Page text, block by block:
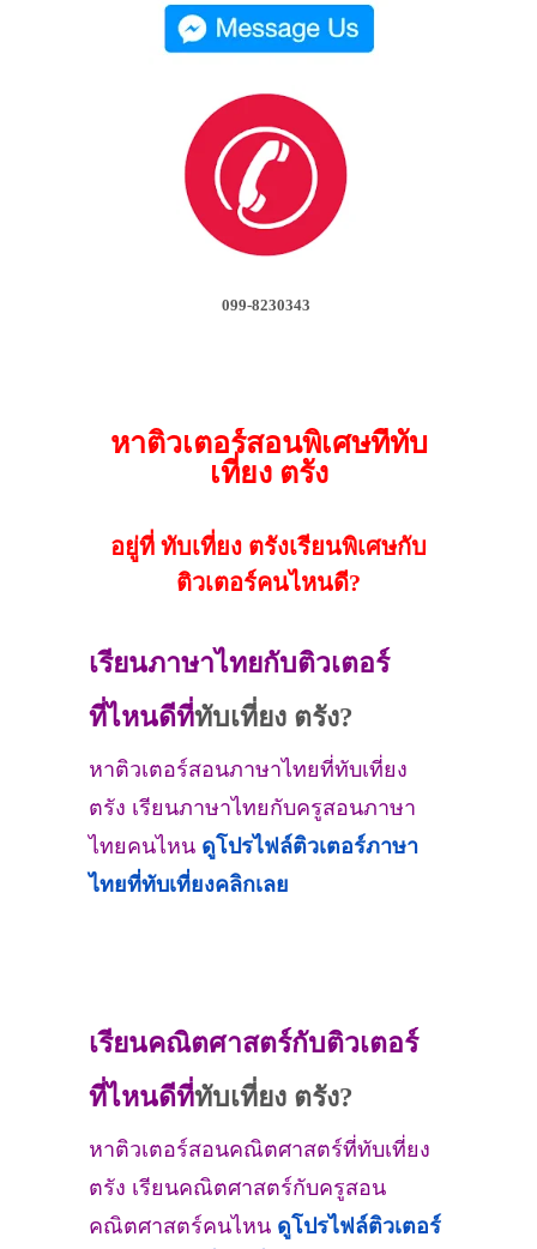
099-8230343
หาติวเตอร์สอนพิเศษที่ทับ
เที่ยง ตรัง
อยู่ที่ ทับเที่ยง ตรังเรียนพิเศษกับ
ติวเตอร์คนไหนดี?
เรียนภาษาไทยกับติวเตอร์
ที่ไหนดีที่ทับเที่ยง ตรัง?
หาติวเตอร์สอนภาษาไทยที่ทับเที่ยง
ตรัง เรียนภาษาไทยกับครูสอนภาษา
ไทยคนไหน ดูโปรไฟล์ติวเตอร์ภาษา
ไทยที่ทับเที่ยงคลิกเลย
เรียนคณิตศาสตร์กับติวเตอร์
ที่ไหนดีที่ทับเที่ยง ตรัง?
หาติวเตอร์สอนคณิตศาสตร์ที่ทับเที่ยง
ตรัง เรียนคณิตศาสตร์กับครูสอน
คณิตศาสตร์คนไหน ดูโปรไฟล์ติวเตอร์